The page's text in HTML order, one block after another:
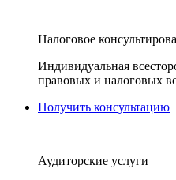
Налоговое
Индивидуальная
правовых и налоговых
Получить консультацию
Аудиторские услуги